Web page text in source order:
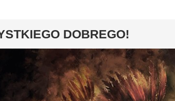
DOBREGO!